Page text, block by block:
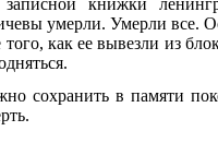
книжки
умерли. Умерли все.
как ее вывезли из
сохранить в памяти